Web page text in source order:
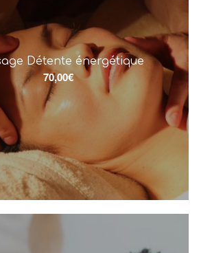
Détente énergétique
70,00€